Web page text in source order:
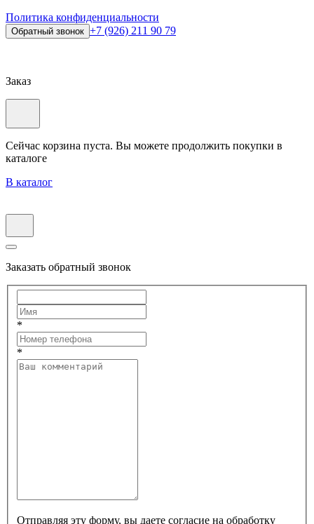
Политика конфиденциальности
Обратный звонок +7 (926) 211 90 79
Заказ
Сейчас корзина пуста. Вы можете продолжить покупки в
каталоге
В каталог
Заказать обратный звонок
*
*
Отправляя эту форму, вы даете согласие на обработку